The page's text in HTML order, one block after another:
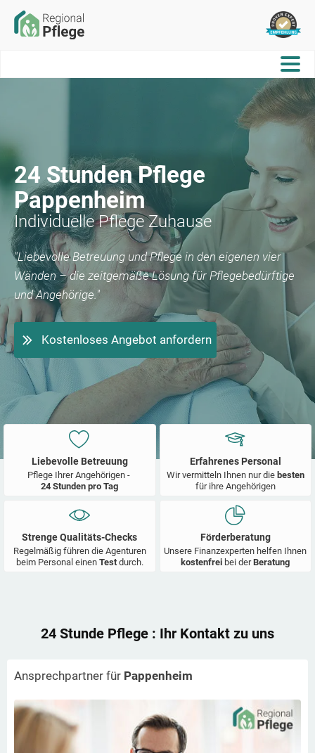
24 Stunden Pflege
Pappenheim
Individuelle Pflege Zuhause
"Liebevolle Betreuung und Pflege in den eigenen vier
Wänden – die zeitgemäße Lösung für Pflegebedürftige
und Angehörige."
Kostenloses Angebot anfordern
Liebevolle Betreuung
Pflege Ihrer Angehörigen -
24 Stunden pro Tag
Erfahrenes Personal
Wir vermitteln Ihnen nur die besten
für ihre Angehörigen
Strenge Qualitäts-Checks
Regelmäßig führen die Agenturen
beim Personal einen Test durch.
Förderberatung
Unsere Finanzexperten helfen Ihnen
kostenfrei bei derBeratung
24 Stunde Pflege : Ihr Kontakt zu uns
Ansprechpartner für Pappenheim